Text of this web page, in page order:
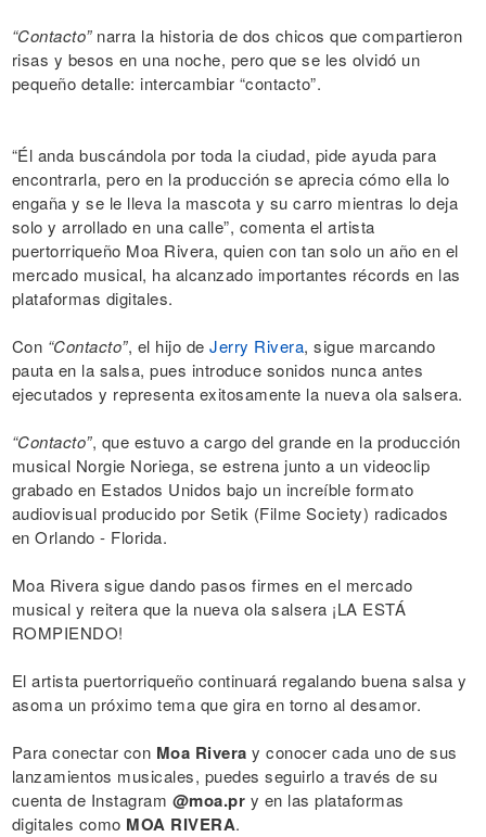
“Contacto”narra la historia de dos chicos que compartieron
risas y besos en una noche, pero que se les olvidó un
pequeño detalle: intercambiar “contacto”.
“Él anda buscándola por toda la ciudad, pide ayuda para
encontrarla, pero en la producción se aprecia cómo ella lo
engaña y se le lleva la mascota y su carro mientras lo deja
solo y arrollado en una calle”, comenta el artista
puertorriqueño Moa Rivera, quien con tan solo un año en el
mercado musical, ha alcanzado importantes récords en las
plataformas digitales.
Con “Contacto”, el hijo de Jerry Rivera, sigue marcando
pauta en la salsa, pues introduce sonidos nunca antes
ejecutados y representa exitosamente la nueva ola salsera.
“Contacto”, que estuvo a cargo del grande en la producción
musical Norgie Noriega, se estrena junto a un videoclip
grabado en Estados Unidos bajo un increíble formato
audiovisual producido por Setik (Filme Society) radicados
en Orlando - Florida.
Moa Rivera sigue dando pasos firmes en el mercado
musical y reitera que la nueva ola salsera ¡LA ESTÁ
ROMPIENDO!
El artista puertorriqueño continuará regalando buena salsa y
asoma un próximo tema que gira en torno al desamor.
Para conectar con Moa Rivera y conocer cada uno de sus
lanzamientos musicales, puedes seguirlo a través de su
cuenta de Instagram @moa.pr y en las plataformas
digitales como MOA RIVERA.